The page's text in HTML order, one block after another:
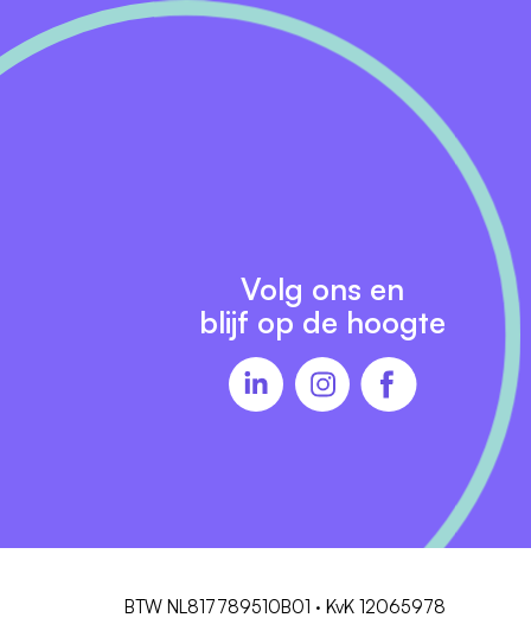
Volg ons en
blijf op de hoogte
BTW NL817789510B01 · KvK 12065978